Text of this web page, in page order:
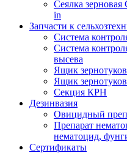
Сеялка
in
Запчасти к
Система
Система
высева
Ящик
Ящик
Секция КРН
Дезинвазия
Овицидный
Препарат
нематоцид,
Сертификаты